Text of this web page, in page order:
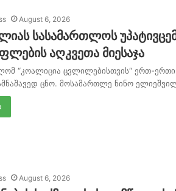
August 6, 2026
სასამართლოს
აღკვეთა მიესაჯა
“კოალიცია ცვლილებისთვის“ ერთ-
ცნო. მოსამართლე ნინო
August 6, 2026